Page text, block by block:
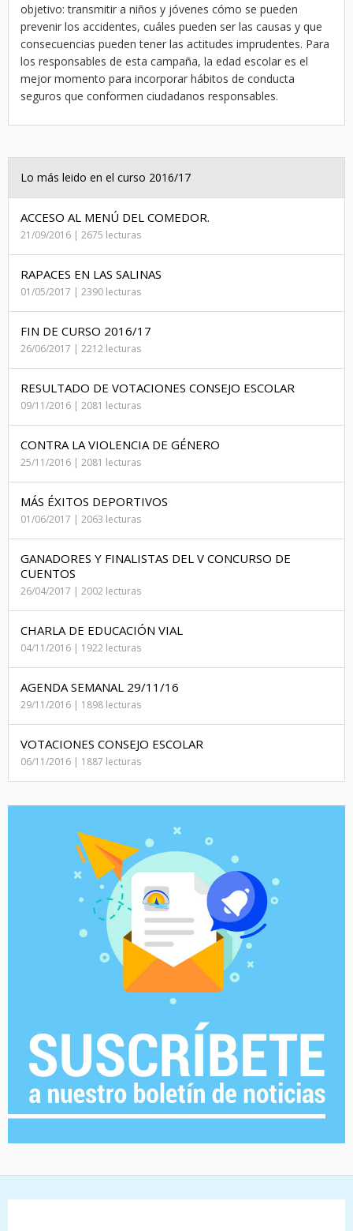
objetivo: transmitir a niños y jóvenes cómo se pueden
prevenir los accidentes, cuáles pueden ser las causas y que
consecuencias pueden tener las actitudes imprudentes. Para
los responsables de esta campaña, la edad escolar es el
mejor momento para incorporar hábitos de conducta
seguros que conformen ciudadanos responsables.
Lo más leido en el curso 2016/17
ACCESO AL MENÚ DEL COMEDOR.
21/09/2016 | 2675 lecturas
RAPACES EN LAS SALINAS
01/05/2017 | 2390 lecturas
FIN DE CURSO 2016/17
26/06/2017 | 2212 lecturas
RESULTADO DE VOTACIONES CONSEJO ESCOLAR
09/11/2016 | 2081 lecturas
CONTRA LA VIOLENCIA DE GÉNERO
25/11/2016 | 2081 lecturas
MÁS ÉXITOS DEPORTIVOS
01/06/2017 | 2063 lecturas
GANADORES Y FINALISTAS DEL V CONCURSO DE
CUENTOS
26/04/2017 | 2002 lecturas
CHARLA DE EDUCACIÓN VIAL
04/11/2016 | 1922 lecturas
AGENDA SEMANAL 29/11/16
29/11/2016 | 1898 lecturas
VOTACIONES CONSEJO ESCOLAR
06/11/2016 | 1887 lecturas